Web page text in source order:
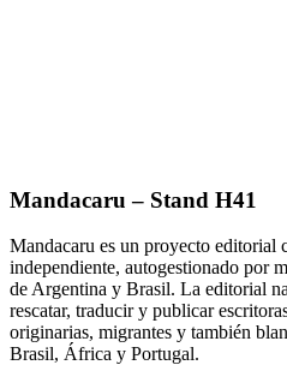
Mandacaru – Stand H41
Mandacaru es un proyecto editorial
independiente, autogestionado por
de Argentina y Brasil. La editorial
rescatar, traducir y publicar
originarias, migrantes y también
Brasil, África y Portugal.